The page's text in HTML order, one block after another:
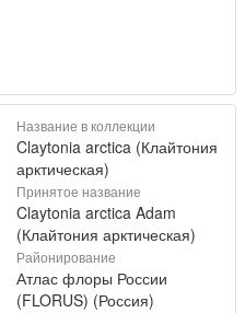
Название в коллекции
Claytonia arctica (Клайтония
арктическая)
Принятое название
Claytonia arctica Adam
(Клайтония арктическая)
Районирование
Атлас флоры России
(FLORUS) (Россия)